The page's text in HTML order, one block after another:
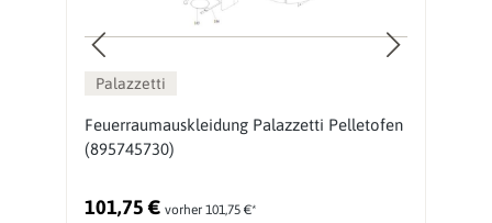
Palazzetti
Feuerraumauskleidung Palazzetti Pelletofen
(895745730)
101,75 € vorher 101,75 €*